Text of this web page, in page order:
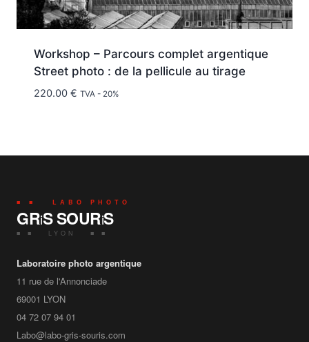
Workshop – Parcours complet argentique
Street photo : de la pellicule au tirage
220.00 € TVA - 20%
■ ■ LABO PHOTO
GRiS SOURiS
■ ■ LYON ■ ■
Laboratoire photo argentique
11 rue de l'Annonciade
69001 LYON
04 72 07 94 01
Labo@labo-gris-souris.com